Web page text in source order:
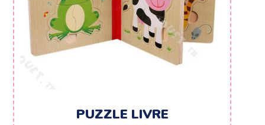
PUZZLE LIVRE